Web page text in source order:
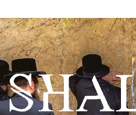
Hyppää
sisältöön